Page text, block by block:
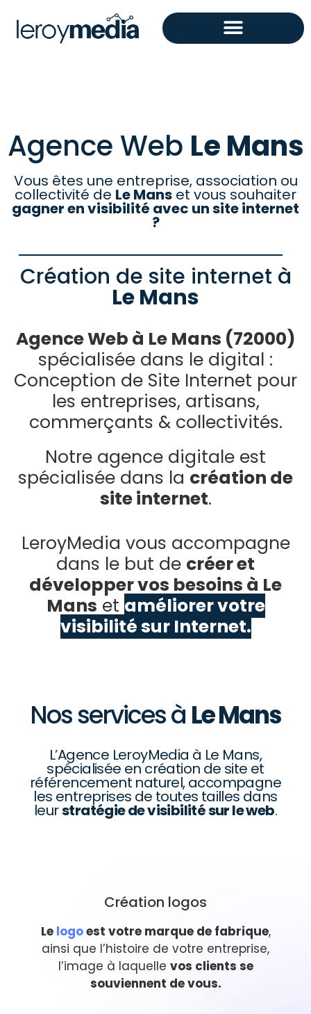
Agence Web Le Mans
Vous êtes une entreprise, association ou
collectivité de Le Mans et vous souhaiter
gagner en visibilité avec un site internet
?
Création de site internet à
Le Mans
Agence Web à Le Mans (72000)
spécialisée dans le digital :
Conception de Site Internet pour
les entreprises, artisans,
commerçants & collectivités.
Notre agence digitale est
spécialisée dans la création de
site internet.
LeroyMedia vous accompagne
dans le but de créer et
développer vos besoins à Le
Mans et améliorer votre
visibilité sur Internet.
Nos services à Le Mans
L’Agence LeroyMedia à Le Mans,
spécialisée en création de site et
référencement naturel, accompagne
les entreprises de toutes tailles dans
leurstratégie de visibilité sur le web.
Création logos
Le logoest votre marque de fabrique,
ainsi que l’histoire de votre entreprise,
l’image à laquelle vos clients se
souviennent de vous.